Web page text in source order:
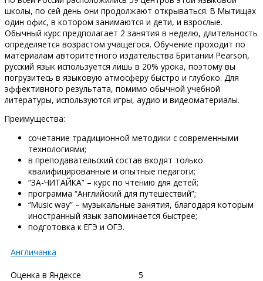
школы, по сей день они продолжают открываться. В Мытищах
один офис, в котором занимаются и дети, и взрослые.
Обычный курс предполагает 2 занятия в неделю, длительность
определяется возрастом учащегося. Обучение проходит по
материалам авторитетного издательства Британии Pearson,
русский язык используется лишь в 20% урока, поэтому вы
погрузитесь в языковую атмосферу быстро и глубоко. Для
эффективного результата, помимо обычной учебной
литературы, используются игры, аудио и видеоматериалы.
Преимущества:
сочетание традиционной методики с современными
технологиями;
в преподавательский состав входят только
квалифицированные и опытные педагоги;
“ЗА-ЧИТАЙКА” – курс по чтению для детей;
программа “Английский для путешествий”;
“Music way” – музыкальные занятия, благодаря которым
иностранный язык запоминается быстрее;
подготовка к ЕГЭ и ОГЭ.
Англичанка
Оценка в Яндексе 5